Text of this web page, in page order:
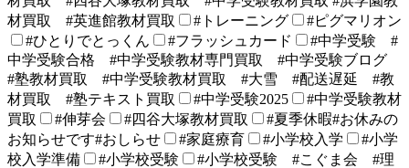
材買取 #英進館教材買取
#トレーニング
#ピグマリオン
#ひとりでとっくん
#フラッシュカード
#中学受験 #
中学受験合格 #中学受験教材専門買取 #中学受験ブログ
#塾教材買取 #中学受験教材買取 #大雪 #配送遅延 #教
材買取 #塾テキスト買取
#中学受験2025
#中学受験教材
買取
#伸芽会 #四谷大塚教材買取
#夏季休暇#お休みの
お知らせです#おしらせ
#家庭療育 #小学校入学
#小学
校入学準備
#小学校受験
#小学校受験 #こぐま会 #理